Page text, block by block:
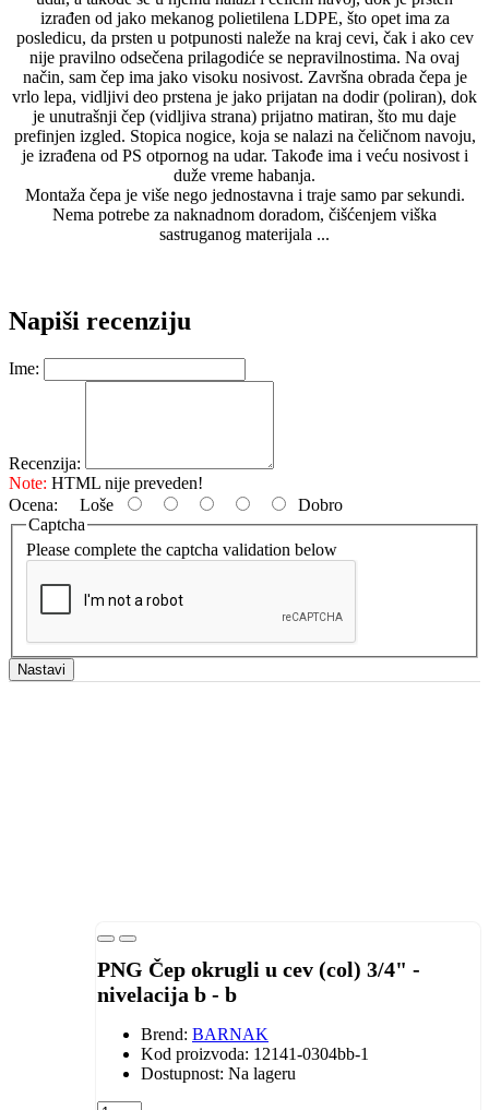
izrađen od jako mekanog polietilena LDPE, što opet ima za
posledicu, da prsten u potpunosti naleže na kraj cevi, čak i ako cev
nije pravilno odsečena prilagodiće se nepravilnostima. Na ovaj
način, sam čep ima jako visoku nosivost. Završna obrada čepa je
vrlo lepa, vidljivi deo prstena je jako prijatan na dodir (poliran), dok
je unutrašnji čep (vidljiva strana) prijatno matiran, što mu daje
prefinjen izgled. Stopica nogice, koja se nalazi na čeličnom navoju,
je izrađena od PS otpornog na udar. Takođe ima i veću nosivost i
duže vreme habanja.
Montaža čepa je više nego jednostavna i traje samo par sekundi.
Nema potrebe za naknadnom doradom, čišćenjem viška
sastruganog materijala ...
Napiši recenziju
Ime:
Recenzija:
Note: HTML nije preveden!
Ocena: Loše
Dobro
Captcha
Please complete the captcha validation below
Nastavi
PNG Čep okrugli u cev (col) 3/4" -
nivelacija b - b
Brend: BARNAK
Kod proizvoda: 12141-0304bb-1
Dostupnost: Na lageru